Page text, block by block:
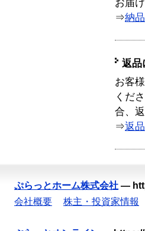
お届
⇒納
返品
お客
くだ
合、
⇒返
ぷらっとホーム株式会社 —
会社概要
株主・投資家情報